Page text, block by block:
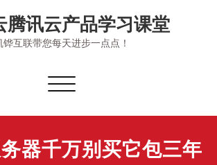
腾讯云产品学习课堂
铧互联带您每天进步一点点！
切
导
器千万别买它包三年